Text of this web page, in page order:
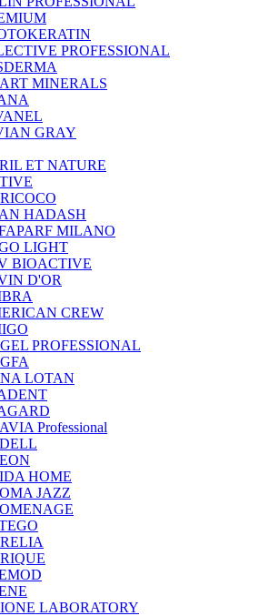
PROFESSIONAL
MINERALS
GRAY
ET NATURE
HADASH
MILANO
LIGHT
BIOACTIVE
D'OR
CREW
PROFESSIONAL
LOTAN
Professional
HOME
JAZZ
LABORATORY